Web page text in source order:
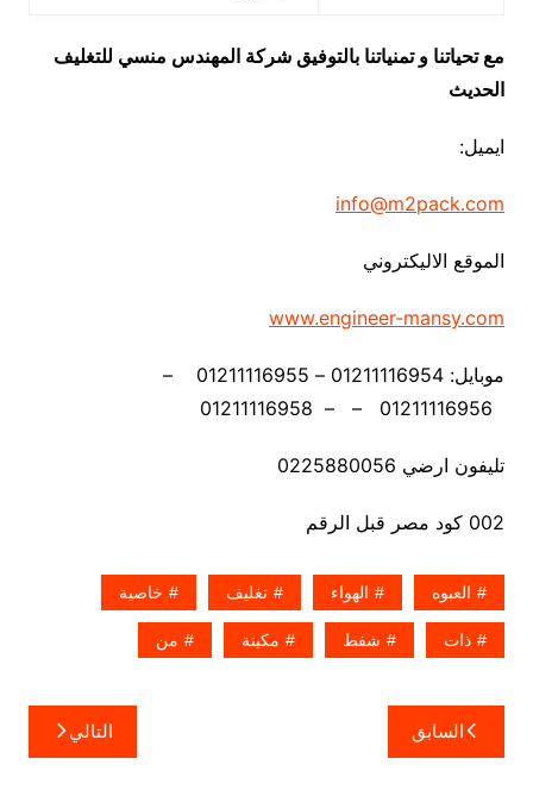
مع تحياتنا و تمنياتنا بالتوفيق شركة المهندس منسي للتغليف
الحديث
ايميل:
info@m2pack.com
الموقع الاليكتروني
www.engineer-mansy.com
موبايل: 01211116954 – 01211116955 –
تليفون ارضي 0225880056
002 كود مصر قبل الرقم
العبوه الهواء تغليف خاصية
ذات شفط مكينة من
تصفّح
المقالات
السابق التالي